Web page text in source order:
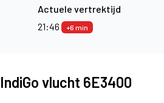
Actuele vertrektijd
21:46
+6 min
vlucht 6E3400